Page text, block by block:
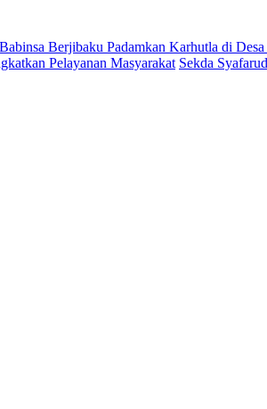
Berjibaku Padamkan Karhutla di Desa
Pelayanan Masyarakat Sekda